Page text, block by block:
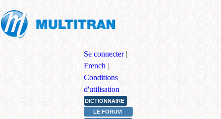
Se connecter |
French |
Conditions
d'utilisation
DICTIONNAIRE
LE FORUM